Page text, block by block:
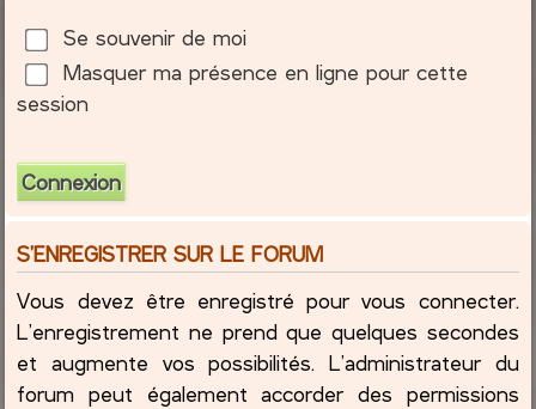
Se souvenir de moi
Masquer ma présence en ligne pour cette
session
S’ENREGISTRER SUR LE FORUM
Vous devez être enregistré pour vous connecter.
L’enregistrement ne prend que quelques secondes
et augmente vos possibilités. L’administrateur du
forum peut également accorder des permissions